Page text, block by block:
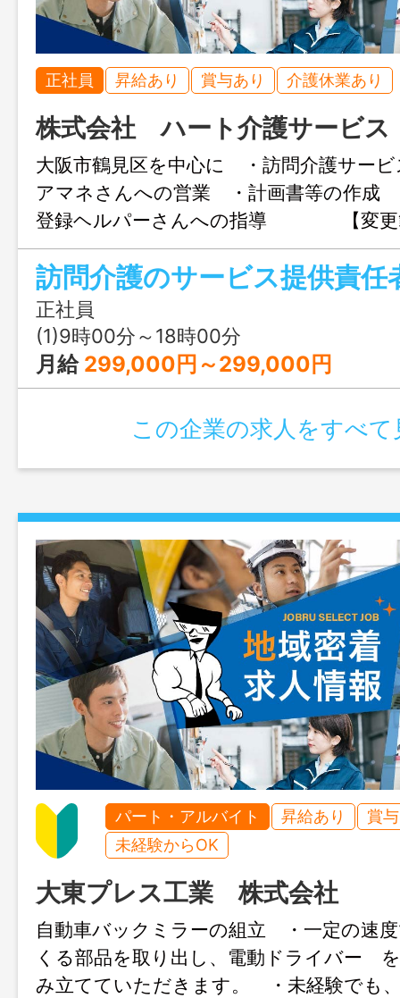
正社員 昇給あり 賞与あり 介護休業あり
株式会社 ハート介護サービス
大阪市鶴見区を中心に ・訪問介護サー
アマネさんへの営業 ・計画書等の作成
登録ヘルパーさんへの指導 【変更
し】
正社員
(1)9時00分～18時00分
月給 299,000円～299,000円
この企業の求人をすべて
パート・アルバイト 昇給あり
賞
未経験からOK
大東プレス工業 株式会社
自動車バックミラーの組立 ・一定の速
くる部品を取り出し、電動ドライバー
み立てていただきます。 ・未経験でも